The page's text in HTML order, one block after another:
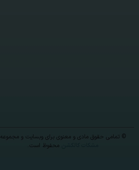
© تمامی حقوق مادی و معنوی برای وبسایت و مجموعه
محفوظ است.